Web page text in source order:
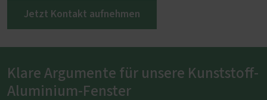
Jetzt Kontakt aufnehmen
Klare Argumente für unsere Kunststoff-
Aluminium-Fenster